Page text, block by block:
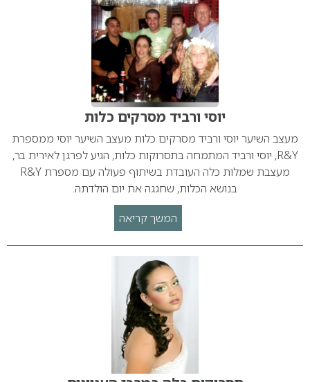
יוסי ורביד מסרקים כלות
מעצב השיער יוסי ורביד מסרקים כלות מעצב השיער יוסי ממספרת
R&Y, יוסי ורביד המתמחה בתסרוקות כלות, הגיע לפרגן לאירית בר,
מעצבת שמלות כלה העובדת בשיתוף פעולה עם מספרת R&Y
בנושא הכלות, שחגגה את יום הולדתה.
המשך קריאה